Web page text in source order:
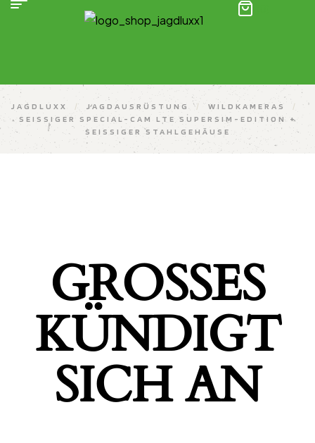
JAGDLUXX / JAGDAUSRÜSTUNG / WILDKAMERAS
/
SEISSIGER SPECIAL-CAM LTE SUPERSIM-EDITION +
SEISSIGER STAHLGEHÄUSE
GROSSES K
ÜNDIGT S
ICH AN